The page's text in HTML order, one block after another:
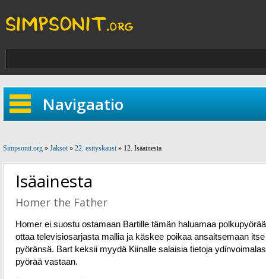
Navigaatio
Simpsonit.org » Jaksot» 22. esityskausi » 12. Isäainesta
Isäainesta
Homer the Father
Homer ei suostu ostamaan Bartille tämän haluamaa
ottaa televisiosarjasta mallia ja käskee poikaa ansaitsemaan itse
pyöränsä. Bart keksii myydä Kiinalle salaisia tietoja
pyörää vastaan.